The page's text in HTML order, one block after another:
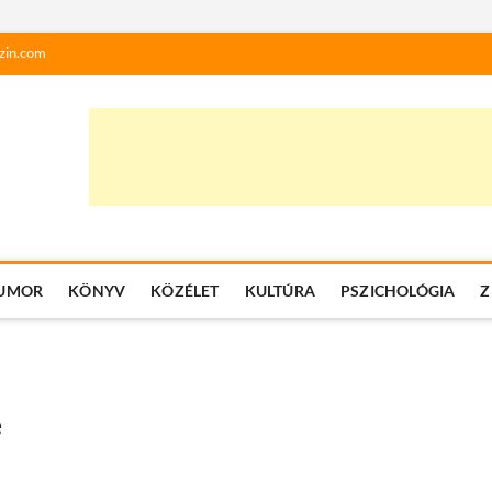
KÖNYV KÖZÉLET KULTÚRA PSZICHOLÓGIA